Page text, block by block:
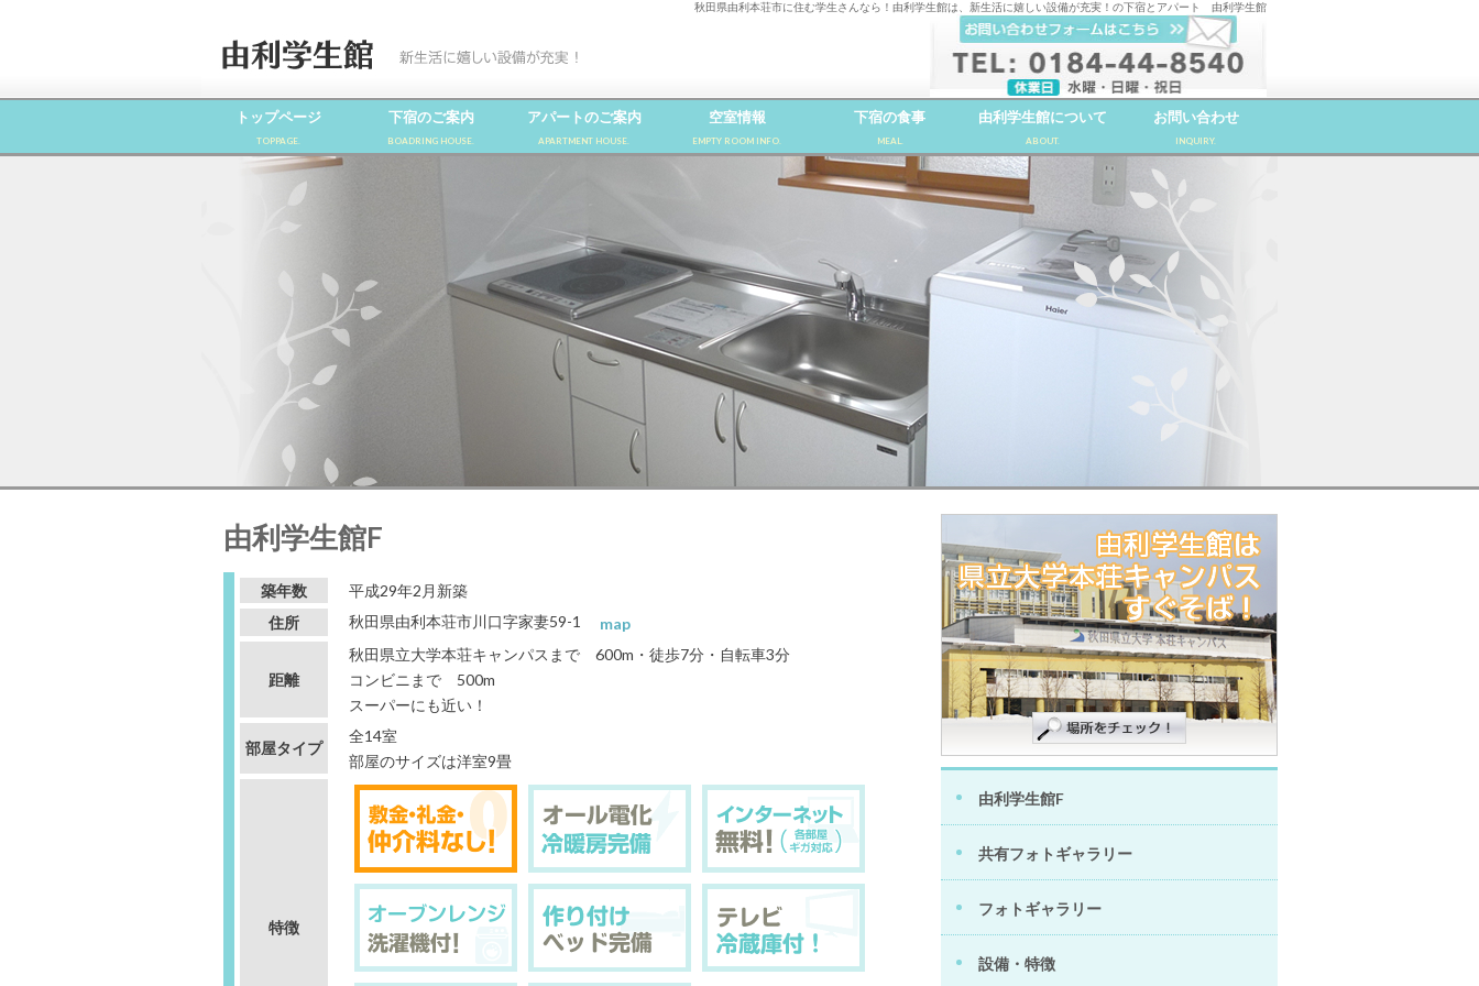
秋田県由利本荘市に住む学生さんなら！由利学生館は、新生活に嬉しい設備が充実！の下宿とアパート 由利学生館
トップページ
TOPPAGE.
下宿のご案内
BOADRING HOUSE.
アパートのご案内
APARTMENT HOUSE.
空室情報
EMPTY ROOM INFO.
下宿の食事
MEAL.
由利学生館について
ABOUT.
お問い合わせ
INQUIRY.
由利学生館F
築年数
平成29年2月新築
住所
秋田県由利本荘市川口字家妻59-1 map
距離
秋田県立大学本荘キャンパスまで 600m・徒歩7分・自転車3分
コンビニまで 500m
スーパーにも近い！
部屋タイプ
全14室
部屋のサイズは洋室9畳
特徴
由利学生館F
共有フォトギャラリー
フォトギャラリー
設備・特徴